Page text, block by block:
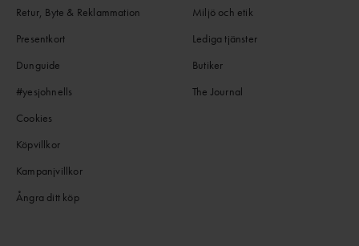
Retur, Byte & Reklammation
Presentkort
Dunguide
#yesjohnells
Cookies
Köpvillkor
Kampanjvillkor
Ångra ditt köp
Miljö och etik
Lediga tjänster
Butiker
The Journal